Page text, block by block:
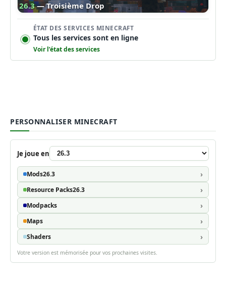
26.3 — Troisième Drop
ÉTAT DES SERVICES MINECRAFT
Tous les services sont en ligne
Voir l’état des services
PERSONNALISER MINECRAFT
Je joue en
Mods26.3
Resource Packs26.3
Modpacks
Maps
Shaders
Votre version est mémorisée pour vos prochaines visites.